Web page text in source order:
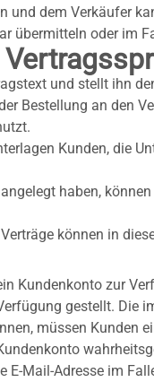
und dem Verkäufer
übermitteln oder im
und stellt ihn
Bestellung an den
Kunden, die
haben,
können in
Kundenkonto zur
gestellt.
müssen Kunden
E-Mail-Adresse im